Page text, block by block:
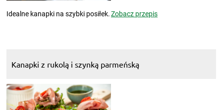
Idealne kanapki na szybki posiłek.Zobacz przepis
Kanapki z rukolą i szynką parmeńską